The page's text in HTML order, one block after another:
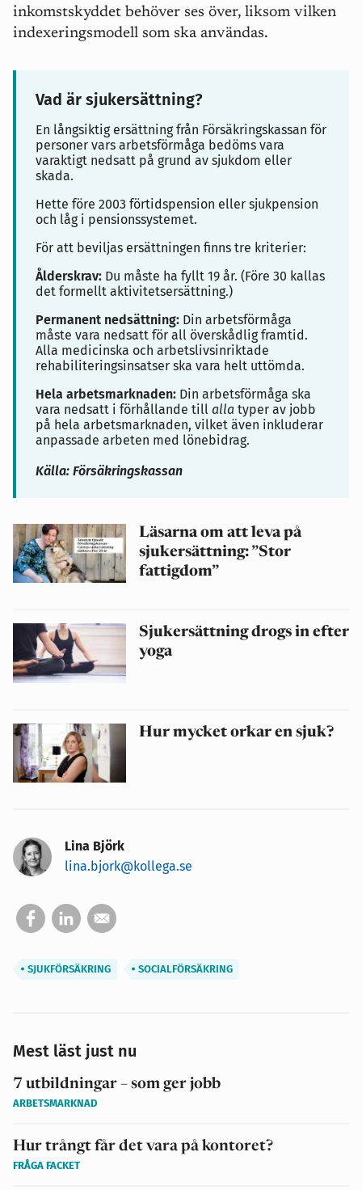
inkomstskyddet behöver ses över, liksom vilken
indexeringsmodell som ska användas.
Vad är sjukersättning?
En långsiktig ersättning från Försäkringskassan för
personer vars arbetsförmåga bedöms vara
varaktigt nedsatt på grund av sjukdom eller
skada.
Hette före 2003 förtidspension eller sjukpension
och låg i pensionssystemet.
För att beviljas ersättningen finns tre kriterier:
Ålderskrav: Du måste ha fyllt 19 år. (Före 30 kallas
det formellt aktivitetsersättning.)
Permanent nedsättning: Din arbetsförmåga
måste vara nedsatt för all överskådlig framtid.
Alla medicinska och arbetslivsinriktade
rehabiliteringsinsatser ska vara helt uttömda.
Hela arbetsmarknaden: Din arbetsförmåga ska
vara nedsatt i förhållande till alla typer av jobb
på hela arbetsmarknaden, vilket även inkluderar
anpassade arbeten med lönebidrag.
Källa: Försäkringskassan
Läsarna om att leva på
sjukersättning: ”Stor
fattigdom”
Sjukersättning drogs in efter
yoga
Hur mycket orkar en sjuk?
Lina Björk
lina.bjork@kollega.se
SJUKFÖRSÄKRING SOCIALFÖRSÄKRING
Mest läst just nu
7 utbildningar – som ger jobb
ARBETSMARKNAD
Hur trångt får det vara på kontoret?
FRÅGA FACKET